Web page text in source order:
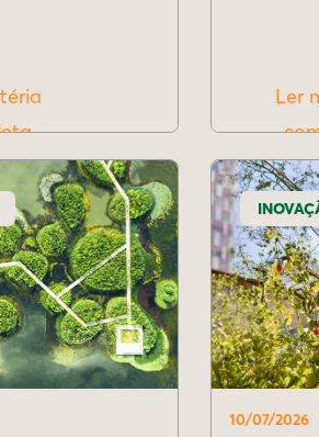
Ler
10/07/2026